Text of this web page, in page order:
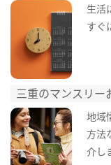
生活
すぐ
三重のマンスリー
地域
方法
介し